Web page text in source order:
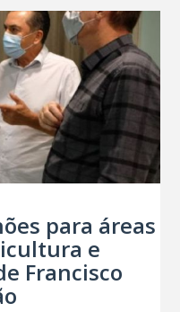
para áreas
e
Francisco